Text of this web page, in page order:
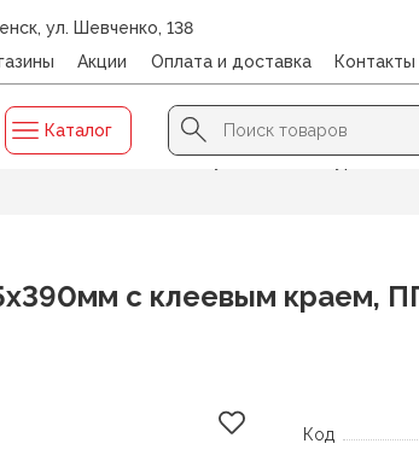
ул. Шевченко, 138
Акции Оплата и доставка Контакты
Каталог
Search
for:
Search Button
/Обложки для учебников и журналов
с клеевым краем,
Код